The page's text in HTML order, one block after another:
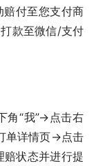
付至您支付商
款至微信/支付
角“我”->点击右
单详情页->点击
赔状态并进行提